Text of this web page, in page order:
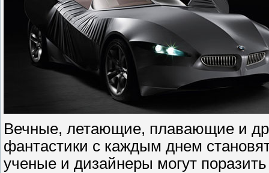
Вечные, летающие, плавающие и
фантастики с каждым днем
ученые и дизайнеры могут